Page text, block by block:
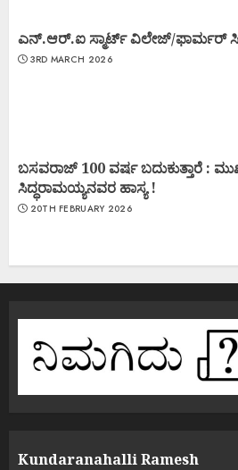
ಎನ್.ಆರ್.ಐ ಸ್ಮಾರ್ಟ್ ವಿಲೇಜ್/ಫಾರ್ಮರ್
3RD MARCH 2026
ಬಸವರಾಜ್ 100 ವರ್ಷ ಬದುಕುತ್ತಾರೆ :
ಸಿದ್ಧರಾಮಯ್ಯನವರ ಹಾಸ್ಯ !
20TH FEBRUARY 2026
Kundaranahalli Ramesh